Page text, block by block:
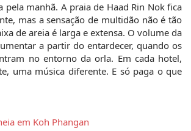
pela manhã. A praia de Haad Rin Nok fica
mas a sensação de multidão não é tão
de areia é larga e extensa. O volume da
a partir do entardecer, quando os
no entorno da orla. Em cada hotel,
uma música diferente. E só paga o que